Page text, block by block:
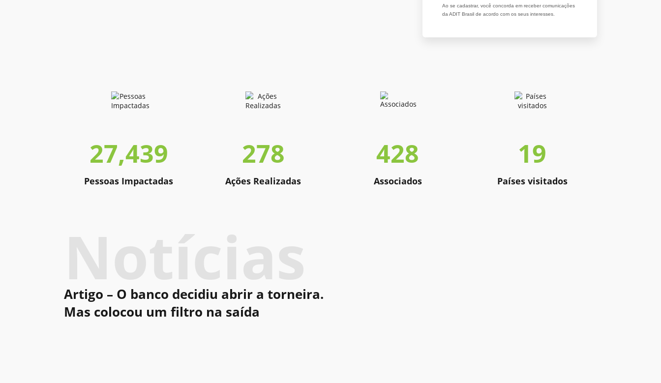
Ao se cadastrar, você concorda em receber comunicações
da ADIT Brasil de acordo com os seus interesses.
27,439
Pessoas Impactadas
278
Ações Realizadas
428
Associados
19
Países visitados
Artigo – O banco decidiu abrir a torneira.
Mas colocou um filtro na saída